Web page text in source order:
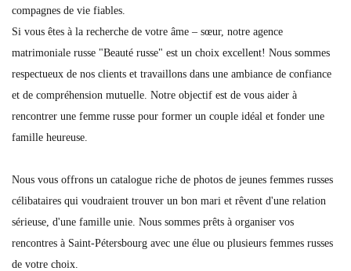
compagnes de vie fiables.
Si vous êtes à la recherche de votre âme – sœur, notre agence
matrimoniale russe "Beauté russe" est un choix excellent! Nous sommes
respectueux de nos clients et travaillons dans une ambiance de confiance
et de compréhension mutuelle. Notre objectif est de vous aider à
rencontrer une femme russe pour former un couple idéal et fonder une
famille heureuse.
Nous vous offrons un catalogue riche de photos de jeunes femmes russes
célibataires qui voudraient trouver un bon mari et rêvent d'une relation
sérieuse, d'une famille unie. Nous sommes prêts à organiser vos
rencontres à Saint-Pétersbourg avec une élue ou plusieurs femmes russes
de votre choix.